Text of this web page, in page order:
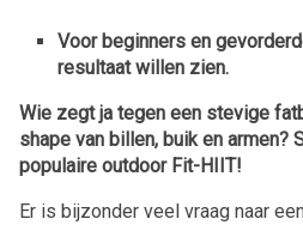
Voor beginners en
resultaat willen zien.
Wie zegt ja tegen een stevige
shape van billen, buik en armen?
populaire outdoor Fit-HIIT!
Er is bijzonder veel vraag naar